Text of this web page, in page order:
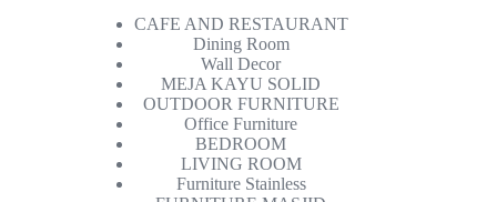
CAFE AND RESTAURANT
Dining Room
Wall Decor
MEJA KAYU SOLID
OUTDOOR FURNITURE
Office Furniture
BEDROOM
LIVING ROOM
Furniture Stainless